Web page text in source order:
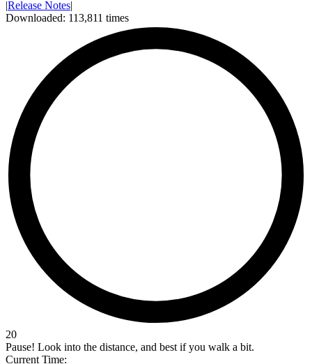
|Release Notes|
Downloaded: 113,811 times
20
Pause! Look into the distance, and best if you walk a bit.
Current Time: